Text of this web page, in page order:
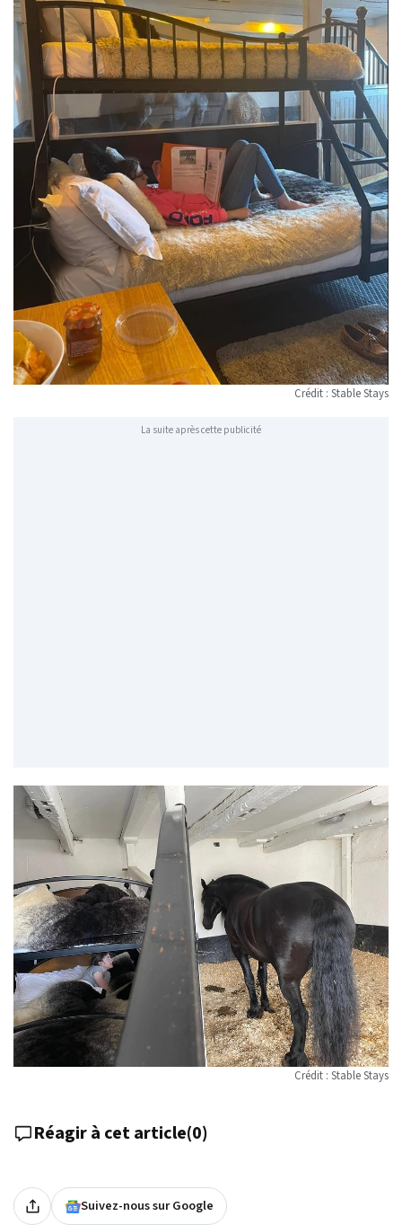
Crédit : Stable Stays
La suite après cette publicité
Crédit : Stable Stays
Réagir à cet article(0)
Suivez-nous sur Google